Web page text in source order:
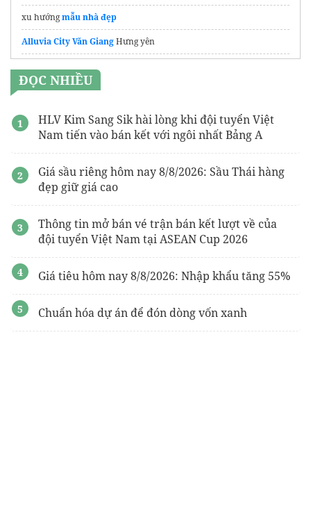
xu hướngmẫu nhà đẹp
Alluvia City Văn GiangHưng yên
Dự ánMonrei Saigon
Thảm chống cháy
ĐỌC NHIỀU
HLV Kim Sang Sik hài lòng khi đội tuyển Việt
Nam tiến vào bán kết với ngôi nhất Bảng A
Giá sầu riêng hôm nay 8/8/2026: Sầu Thái hàng
đẹp giữ giá cao
Thông tin mở bán vé trận bán kết lượt về của
đội tuyển Việt Nam tại ASEAN Cup 2026
Giá tiêu hôm nay 8/8/2026: Nhập khẩu tăng 55%
Chuẩn hóa dự án để đón dòng vốn xanh